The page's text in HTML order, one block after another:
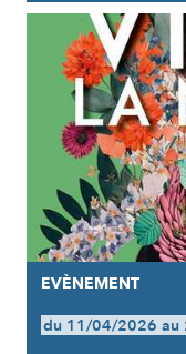
EVÈNEMENT
du 11/04/2026 au